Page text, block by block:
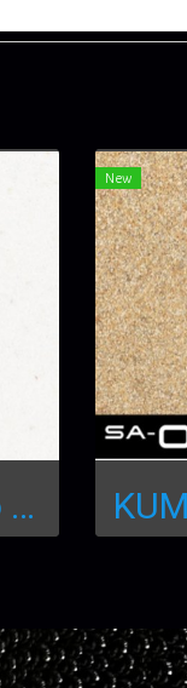
KUMU -Branco Sand 250mL SA-01
New